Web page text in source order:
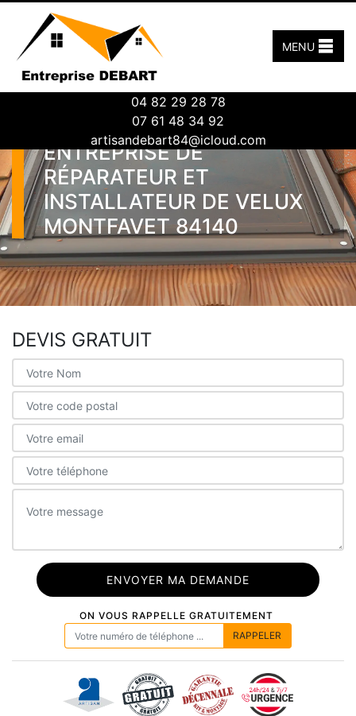
04 82 29 28 78
07 61 48 34 92
artisandebart84@icloud.com
MENU
ENTREPRISE DE
RÉPARATEUR ET
INSTALLATEUR DE VELUX
MONTFAVET 84140
DEVIS GRATUIT
ON VOUS RAPPELLE GRATUITEMENT